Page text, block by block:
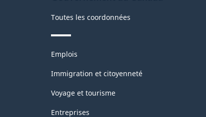
Toutes les coordonnées
Thèmes
sujets
Emplois
Immigration et citoyenneté
Voyage et tourisme
Entreprises